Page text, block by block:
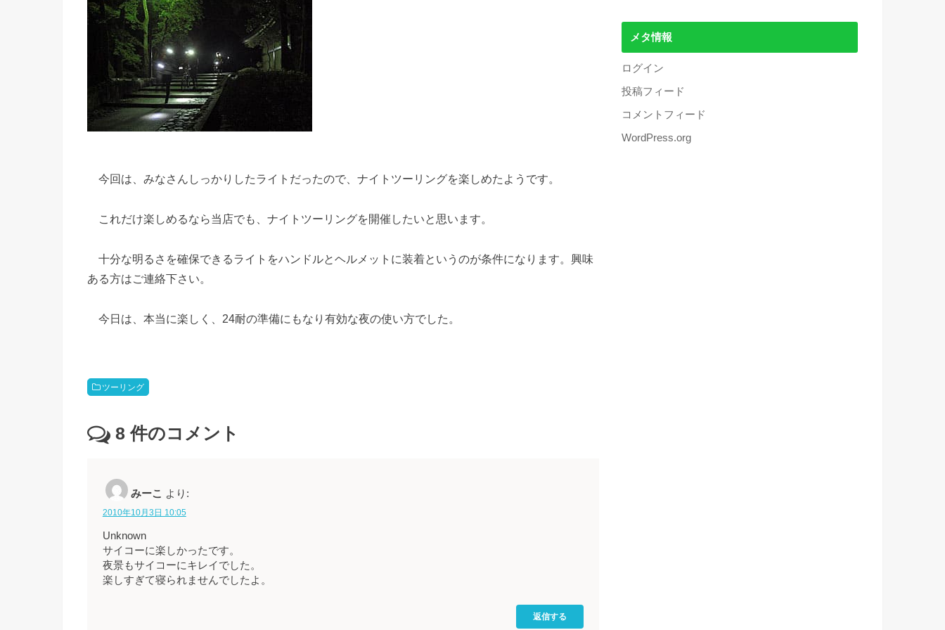
今回は、みなさんしっかりしたライトだったので、ナイトツーリングを楽しめたようです。
これだけ楽しめるなら当店でも、ナイトツーリングを開催したいと思います。
十分な明るさを確保できるライトをハンドルとヘルメットに装着というのが条件になります。興味
ある方はご連絡下さい。
今日は、本当に楽しく、24耐の準備にもなり有効な夜の使い方でした。
ツーリング
8 件のコメント
みーこ より:
2010年10月3日 10:05
Unknown
サイコーに楽しかったです。
夜景もサイコーにキレイでした。
楽しすぎて寝られませんでしたよ。
返信する
メタ情報
ログイン
投稿フィード
コメントフィード
WordPress.org